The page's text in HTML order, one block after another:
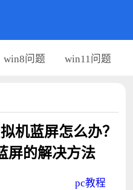
win8问题 win11问题
机蓝屏怎么办？
屏的解决方法
pc教程